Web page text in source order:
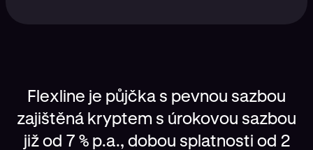
Flexline je půjčka s pevnou sazbou
zajištěná kryptem s úrokovou sazbou
již od 7 % p.a., dobou splatnosti od 2